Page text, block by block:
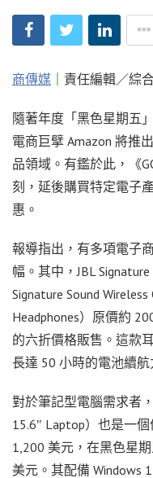
商傳媒 ｜責任編輯／綜
隨著年度「黑色星期五
電商巨擘 Amazon 將推
品領域。有鑑於此，《
刻，延後購買特定電子
惠。
報導指出，有多項電子
幅。其中，JBL
Signature Sound
Headphones）原價約
的六折價格販售。這款
長達 50 小時的電池續航
對於筆記型電腦需求者
15.6″ Laptop）也是一
1,200 美元，在黑色星
美元。其配備 Windows